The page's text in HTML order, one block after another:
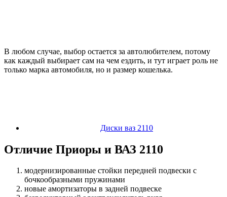
В любом случае, выбор остается за автолюбителем, потому
как каждый выбирает сам на чем ездить, и тут играет роль не
только марка автомобиля, но и размер кошелька.
Диски ваз 2110
Отличие Приоры и ВАЗ 2110
модернизированные стойки передней подвески с
бочкообразными пружинами
новые амортизаторы в задней подвеске